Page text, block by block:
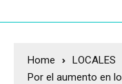
Home
LOCALES
Por el aumento en